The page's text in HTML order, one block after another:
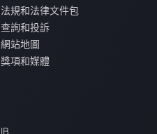
法規和法律文件包
查詢和投訴
網站地圖
獎項和媒體
IB